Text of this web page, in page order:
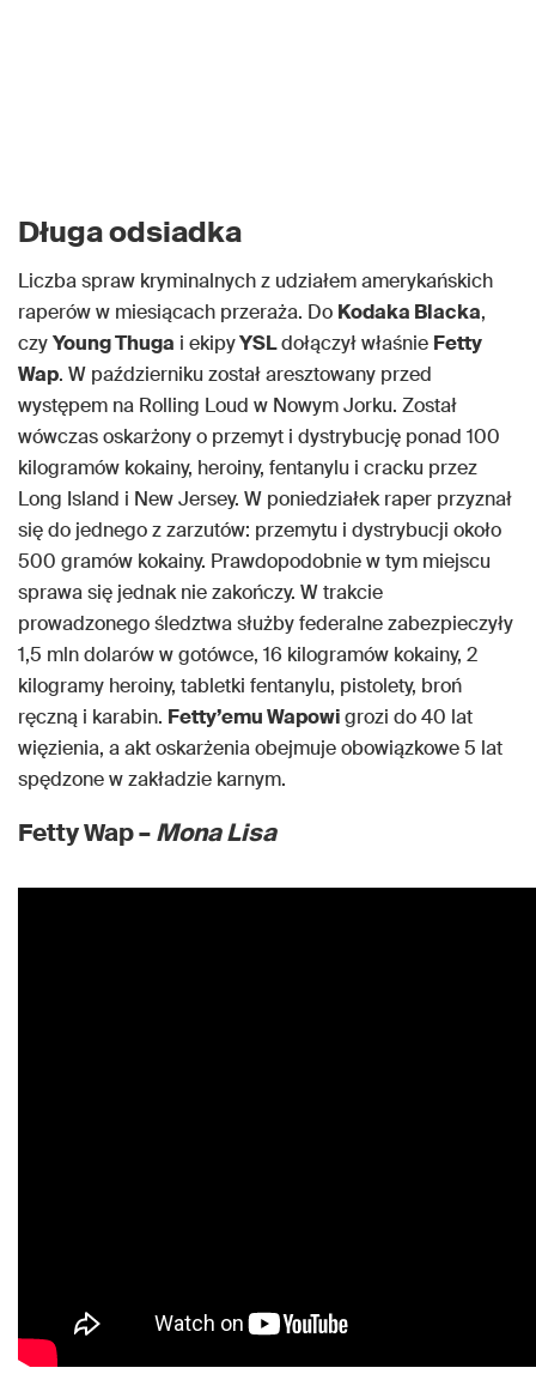
Długa odsiadka
Liczba spraw kryminalnych z udziałem amerykańskich
raperów w miesiącach przeraża. Do Kodaka Blacka,
czyYoung Thuga i ekipyYSLdołączył właśnie Fetty
Wap. W październiku został aresztowany przed
występem na Rolling Loud w Nowym Jorku. Został
wówczas oskarżony o przemyt i dystrybucję ponad 100
kilogramów kokainy, heroiny, fentanylu i cracku przez
Long Island i New Jersey. W poniedziałek raper przyznał
się do jednego z zarzutów: przemytu i dystrybucji około
500 gramów kokainy. Prawdopodobnie w tym miejscu
sprawa się jednak nie zakończy. W trakcie
prowadzonego śledztwa służby federalne zabezpieczyły
1,5 mln dolarów w gotówce, 16 kilogramów kokainy, 2
kilogramy heroiny, tabletki fentanylu, pistolety, broń
ręczną i karabin. Fetty’emu Wapowigrozi do 40 lat
więzienia, a akt oskarżenia obejmuje obowiązkowe 5 lat
spędzone w zakładzie karnym.
Fetty Wap –Mona Lisa